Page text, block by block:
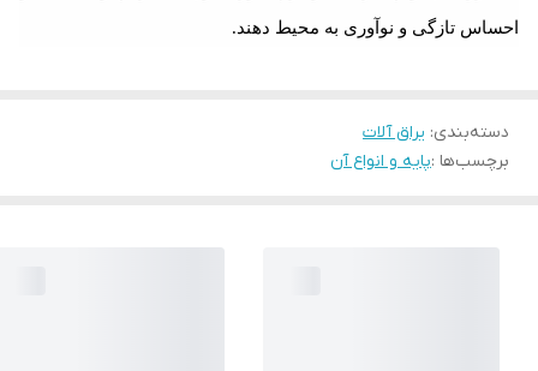
احساس تازگی و نوآوری به محیط دهند.
دسته‌بندی: یراق آلات
برچسب‌ها :پایه و انواع آن